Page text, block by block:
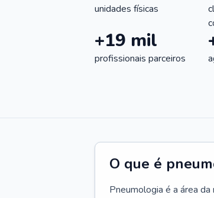
unidades físicas
+19 mil
profissionais parceiros
O que é
Pneumologia é a área